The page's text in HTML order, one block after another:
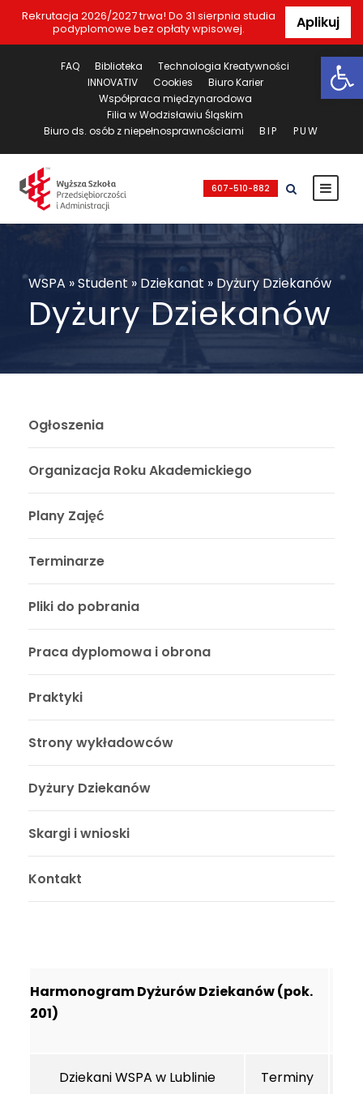
Rekrutacja 2026/2027 trwa! Do 31 sierpnia studia
podyplomowe bez opłaty wpisowej.
Aplikuj
FAQ Biblioteka
Technologia Kreatywności
INNOVATIV
Cookies
Biuro Karier
Współpraca międzynarodowa
Filia w Wodzisławiu Śląskim
Biuro ds. osób z niepełnosprawnościami
BIP PUW
607-510-882
WSPA »Student » Dziekanat » Dyżury Dziekanów
Dyżury Dziekanów
Ogłoszenia
Organizacja Roku Akademickiego
Plany Zajęć
Terminarze
Pliki do pobrania
Praca dyplomowa i obrona
Praktyki
Strony wykładowców
Dyżury Dziekanów
Skargi i wnioski
Kontakt
Harmonogram Dyżurów Dziekanów (pok.
201)
Dziekani WSPA w Lublinie Terminy